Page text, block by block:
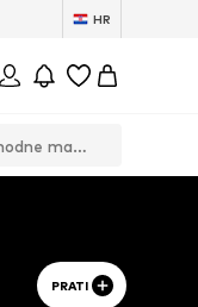
HR
PRATI